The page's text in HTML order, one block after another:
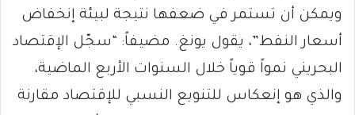
ويمكن أن تستمر في ضعفها نتيجة لبيئة إنخفاض
أسعار النفط”، يقول يونغ. مضيفاً: “سجّل الإقتصاد
البحريني نمواً قوياً خلال السنوات الأربع الماضية،
والذي هو إنعكاس للتنويع النسبي للإقتصاد مقارنة